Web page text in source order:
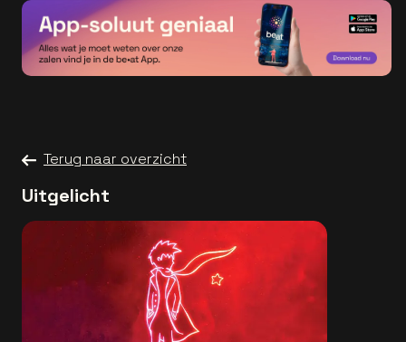
Terug naar overzicht
Uitgelicht